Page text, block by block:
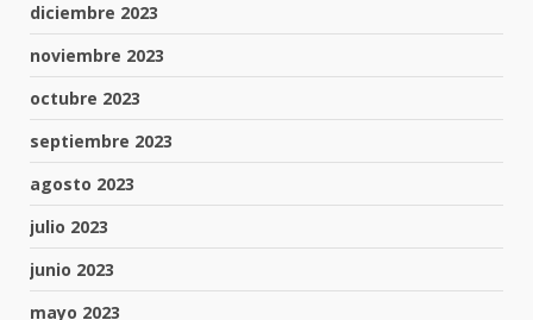
diciembre 2023
noviembre 2023
octubre 2023
septiembre 2023
agosto 2023
julio 2023
junio 2023
mayo 2023